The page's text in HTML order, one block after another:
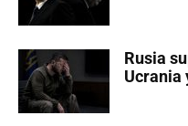
Rusia
Ucrania